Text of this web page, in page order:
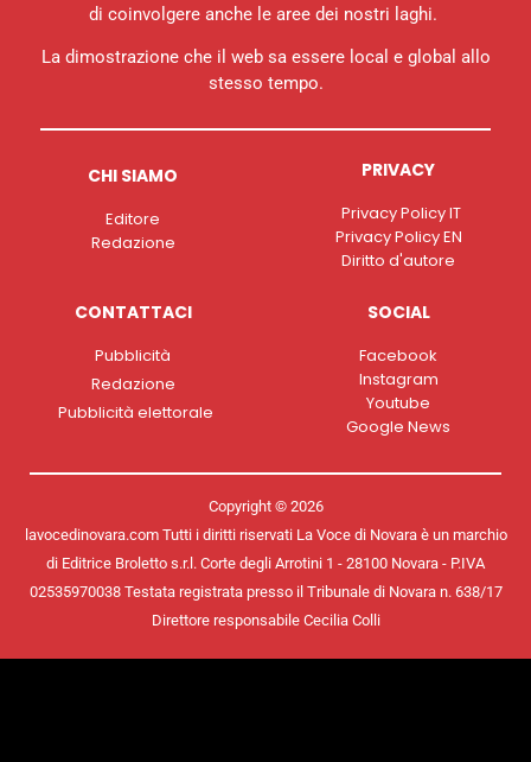
di coinvolgere anche le aree dei nostri laghi.
La dimostrazione che il web sa essere local e global allo
stesso tempo.
CHI SIAMO
Editore
Redazione
PRIVACY
Privacy Policy IT
Privacy Policy EN
Diritto d'autore
CONTATTACI
Pubblicità
Redazione
Pubblicità elettorale
SOCIAL
Facebook
Instagram
Youtube
Google News
Copyright © 2026
lavocedinovara.com Tutti i diritti riservati La Voce di Novara è un marchio
di Editrice Broletto s.r.l. Corte degli Arrotini 1 - 28100 Novara - P.IVA
02535970038 Testata registrata presso il Tribunale di Novara n. 638/17
Direttore responsabile Cecilia Colli